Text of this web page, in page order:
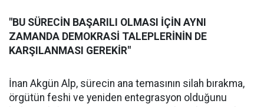
"BU SÜRECİN BAŞARILI OLMASI İÇİN AYNI
ZAMANDA DEMOKRASİ TALEPLERİNİN DE
KARŞILANMASI GEREKİR"
İnan Akgün Alp, sürecin ana temasının silah bırakma,
örgütün feshi ve yeniden entegrasyon olduğunu